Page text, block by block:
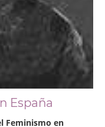
España
Feminismo en